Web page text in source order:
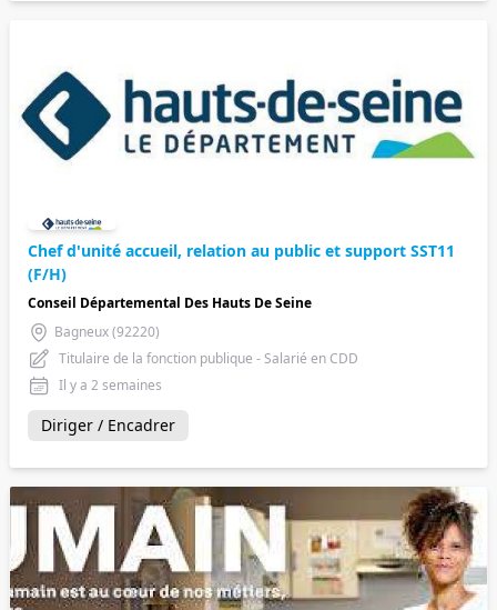
Chef d'unité accueil, relation au public et support SST11
(F/H)
Conseil Départemental Des Hauts De Seine
Bagneux (92220)
Titulaire de la fonction publique - Salarié en CDD
Il y a 2 semaines
Diriger / Encadrer